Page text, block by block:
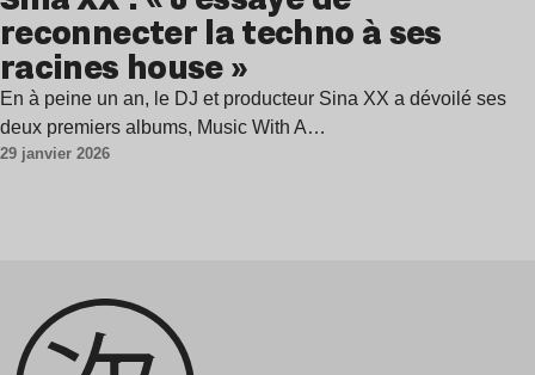
reconnecter la techno à ses
racines house »
En à peine un an, le DJ et producteur Sina XX a dévoilé ses
deux premiers albums, Music With A…
29 janvier 2026